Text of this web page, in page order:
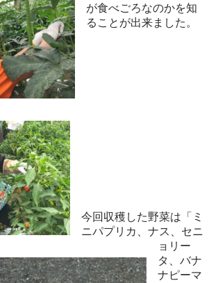
が食べごろなのかを知
ることが出来ました。
今回収穫した野菜は「ミ
ニパプリカ、ナス、セニ
ョリー
タ、バナ
ナピーマ